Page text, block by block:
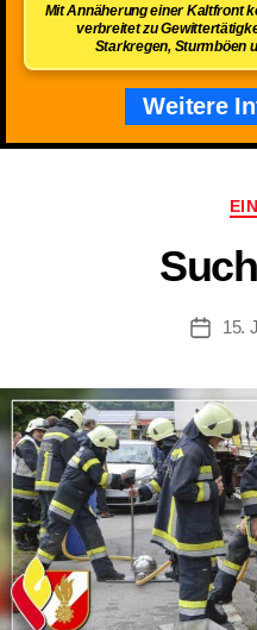
Mit Annäherung einer Kaltfront
verbreitet zu
Starkregen, Sturmböen
Weitere
15.